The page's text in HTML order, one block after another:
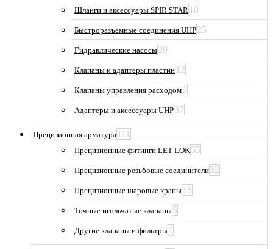
Шланги и аксессуары SPIR STAR 10
Быстроразъемные соединения UHP25
Гидравлические насосы20
Клапаны и адаптеры пластин 12
Клапаны управления расходом9
Адаптеры и аксессуары UHP37
Прецизионная арматура 111
Прецизионные фитинги LET-LOK55
Прецизионные резьбовые соединители32
Прецизионные шаровые краны 18
Точные игольчатые клапаны5
Другие клапаны и фильтры 1